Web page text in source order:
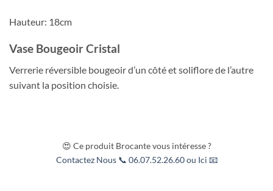
Hauteur: 18cm
Vase Bougeoir Cristal
Verrerie réversible bougeoir d’un côté et soliflore de l’autre
suivant la position choisie.
😍 Ce produit Brocante vous intéresse ?
Contactez Nous 📞 06.07.52.26.60 ou Ici 📧